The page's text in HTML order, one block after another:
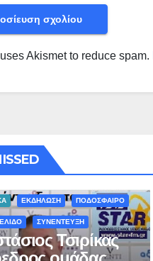
Akismet to reduce spam.
ΕΚΔΗΛΩΣΗ ΠΟΔΟΣΦΑΙΡΟ
ΣΥΝΕΝΤΕΥΞΗ
Τσιρίκας